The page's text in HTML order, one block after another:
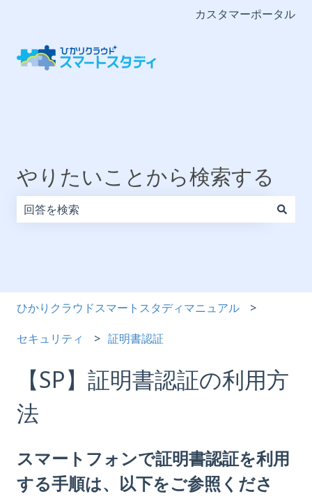
カスタマーポータル
やりたいことから検索する
ひかりクラウドスマートスタディマニュアル
セキュリティ 証明書認証
【SP】証明書認証の利用方
法
スマートフォンで証明書認証を利用
する手順は、以下をご参照くださ